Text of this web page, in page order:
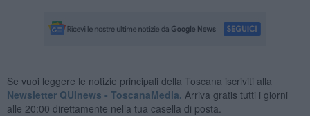
Se vuoi leggere le notizie principali della Toscana iscriviti alla
Newsletter QUInews - ToscanaMedia. Arriva gratis tutti i giorni
alle 20:00 direttamente nella tua casella di posta.